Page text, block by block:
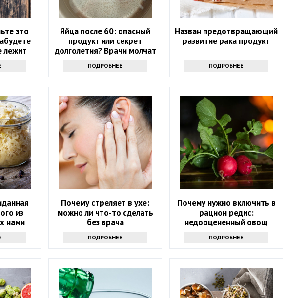
это
лежит
Яйца после 60: опасный
продукт или секрет
долголетия? Врачи молчат
ПОДРОБНЕЕ
Назван предотвращающий
развитие рака продукт
ПОДРОБНЕЕ
из
нами
Почему стреляет в ухе:
можно ли что-то сделать
без врача
ПОДРОБНЕЕ
Почему нужно включить в
рацион редис:
недооцененный овощ
ПОДРОБНЕЕ